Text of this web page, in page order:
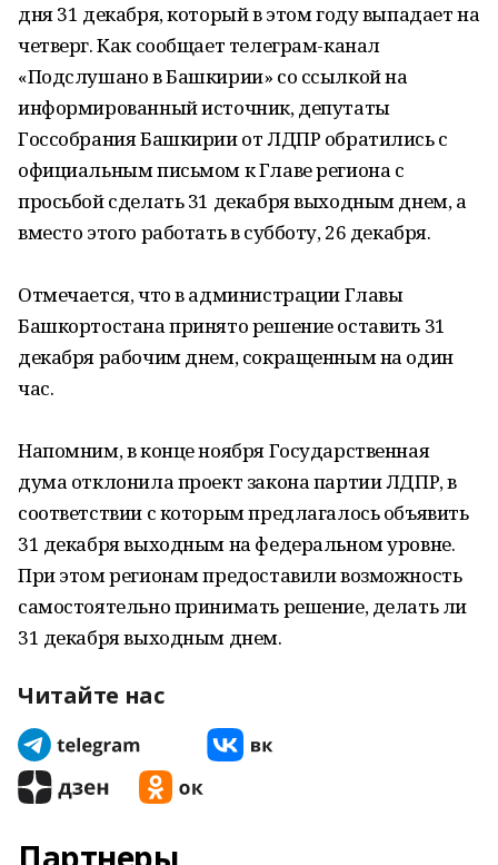
дня 31 декабря, который в этом году выпадает на
четверг. Как сообщает телеграм-канал
«Подслушано в Башкирии» со ссылкой на
информированный источник, депутаты
Госсобрания Башкирии от ЛДПР обратились с
официальным письмом к Главе региона с
просьбой сделать 31 декабря выходным днем, а
вместо этого работать в субботу, 26 декабря.
Отмечается, что в администрации Главы
Башкортостана принято решение оставить 31
декабря рабочим днем, сокращенным на один
час.
Напомним, в конце ноября Государственная
дума отклонила проект закона партии ЛДПР, в
соответствии с которым предлагалось объявить
31 декабря выходным на федеральном уровне.
При этом регионам предоставили возможность
самостоятельно принимать решение, делать ли
31 декабря выходным днем.
Читайте нас